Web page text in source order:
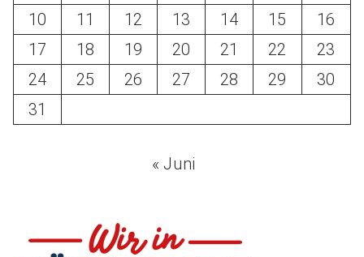
10
11 12 13 14 15
16
17
18 19 20 21 22
23
24
25 26 27 28 29
30
31
« Juni